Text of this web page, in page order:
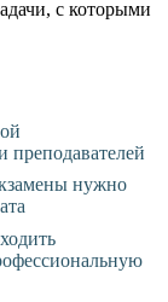
с которыми
преподавателей
нужно